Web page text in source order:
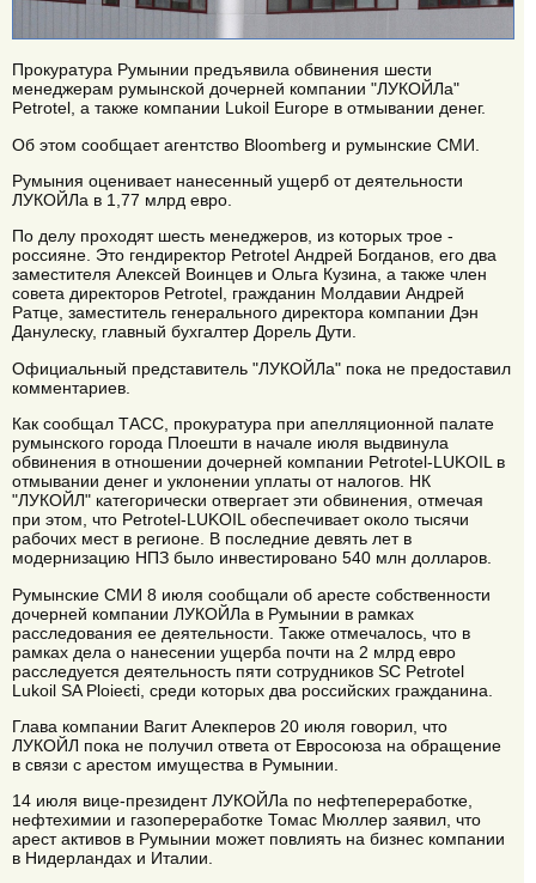
Прокуратура Румынии предъявила обвинения шести
менеджерам румынской дочерней компании "ЛУКОЙЛа"
Petrotel, а также компании Lukoil Europe в отмывании денег.
Об этом сообщает агентство Bloomberg и румынские СМИ.
Румыния оценивает нанесенный ущерб от деятельности
ЛУКОЙЛа в 1,77 млрд евро.
По делу проходят шесть менеджеров, из которых трое -
россияне. Это гендиректор Petrotel Андрей Богданов, его два
заместителя Алексей Воинцев и Ольга Кузина, а также член
совета директоров Petrotel, гражданин Молдавии Андрей
Ратце, заместитель генерального директора компании Дэн
Данулеску, главный бухгалтер Дорель Дути.
Официальный представитель "ЛУКОЙЛа" пока не предоставил
комментариев.
Как сообщал ТАСС, прокуратура при апелляционной палате
румынского города Плоешти в начале июля выдвинула
обвинения в отношении дочерней компании Petrotel-LUKOIL в
отмывании денег и уклонении уплаты от налогов. НК
"ЛУКОЙЛ" категорически отвергает эти обвинения, отмечая
при этом, что Petrotel-LUKOIL обеспечивает около тысячи
рабочих мест в регионе. В последние девять лет в
модернизацию НПЗ было инвестировано 540 млн долларов.
Румынские СМИ 8 июля сообщали об аресте собственности
дочерней компании ЛУКОЙЛа в Румынии в рамках
расследования ее деятельности. Также отмечалось, что в
рамках дела о нанесении ущерба почти на 2 млрд евро
расследуется деятельность пяти сотрудников SC Petrotel
Lukoil SA Ploieєti, среди которых два российских гражданина.
Глава компании Вагит Алекперов 20 июля говорил, что
ЛУКОЙЛ пока не получил ответа от Евросоюза на обращение
в связи с арестом имущества в Румынии.
14 июля вице-президент ЛУКОЙЛа по нефтепереработке,
нефтехимии и газопереработке Томас Мюллер заявил, что
арест активов в Румынии может повлиять на бизнес компании
в Нидерландах и Италии.